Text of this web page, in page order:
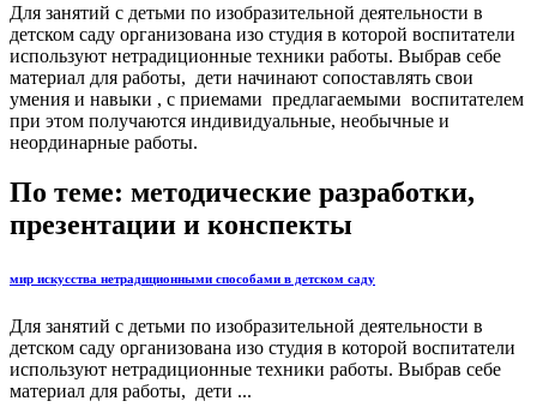
Для занятий с детьми по изобразительной деятельности в
детском саду организована изо студия в которой воспитатели
используют нетрадиционные техники работы. Выбрав себе
материал для работы, дети начинают сопоставлять свои
умения и навыки , с приемами предлагаемыми воспитателем
при этом получаются индивидуальные, необычные и
неординарные работы.
По теме: методические разработки,
презентации и конспекты
мир искусства нетрадиционными способами в детском саду
Для занятий с детьми по изобразительной деятельности в
детском саду организована изо студия в которой воспитатели
используют нетрадиционные техники работы. Выбрав себе
материал для работы, дети ...